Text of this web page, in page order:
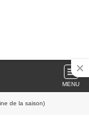
MENU
de la saison)